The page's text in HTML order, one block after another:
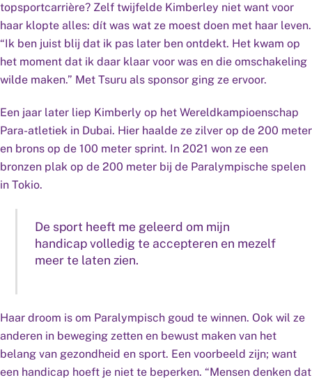
topsportcarrière? Zelf twijfelde Kimberley niet want voor
haar klopte alles: dít was wat ze moest doen met haar leven.
“Ik ben juist blij dat ik pas later ben ontdekt. Het kwam op
het moment dat ik daar klaar voor was en die omschakeling
wilde maken.” Met Tsuru als sponsor ging ze ervoor.
Een jaar later liep Kimberly op het Wereldkampioenschap
Para-atletiek in Dubai. Hier haalde ze zilver op de 200 meter
en brons op de 100 meter sprint. In 2021 won ze een
bronzen plak op de 200 meter bij de Paralympische spelen
in Tokio.
De sport heeft me geleerd om mijn
handicap volledig te accepteren en mezelf
meer te laten zien.
Haar droom is om Paralympisch goud te winnen. Ook wil ze
anderen in beweging zetten en bewust maken van het
belang van gezondheid en sport. Een voorbeeld zijn; want
een handicap hoeft je niet te beperken. “Mensen denken dat